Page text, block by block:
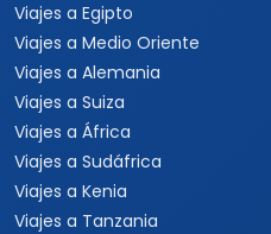
Viajes a Egipto
Viajes a Medio Oriente
Viajes a Alemania
Viajes a Suiza
Viajes a África
Viajes a Sudáfrica
Viajes a Kenia
Viajes a Tanzania